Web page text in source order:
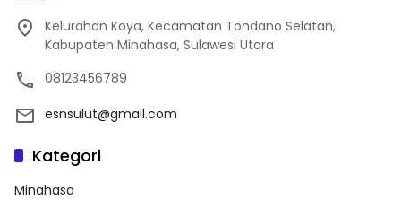
Kelurahan Koya, Kecamatan Tondano Selatan,
Kabupaten Minahasa, Sulawesi Utara
08123456789
esnsulut@gmail.com
Kategori
Minahasa